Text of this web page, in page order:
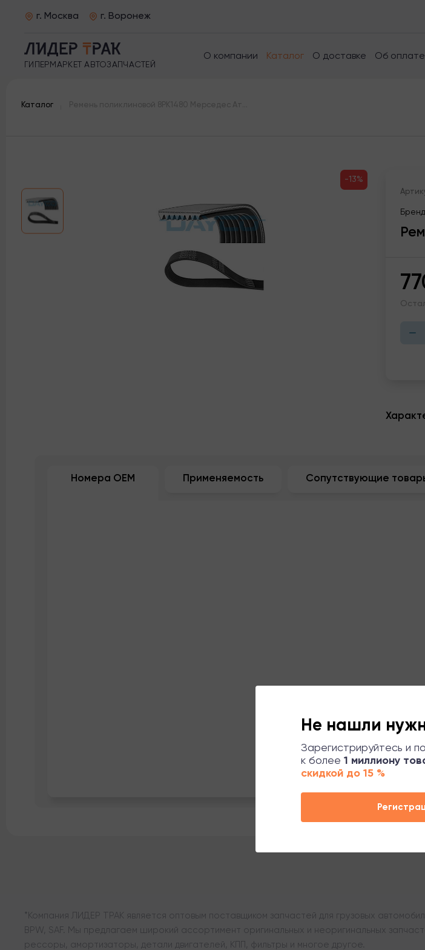
Не нашли
Зарегистрируйтесь и
к более 1 миллиону
скидкой до 15 %
г. Москва г. Воронеж
ГИПЕРМАРКЕТ АВТОЗАПЧАСТЕЙ
О компании Каталог О доставке Об оплате
Каталог
-13%
Номера OEM Применяемость Сопутствующие
*Компания ЛИДЕР ТРАК является оптовым поставщиком запчастей для грузовых
BPW, SAF. Мы предлагаем широкий ассортимент оригинальных и неоригинальных
рессоры, амортизаторы, детали двигателей, КПП, фильтры и многое другое.